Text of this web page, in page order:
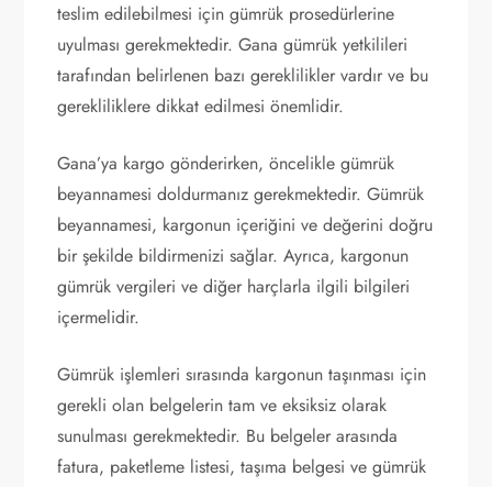
teslim edilebilmesi için gümrük prosedürlerine
uyulması gerekmektedir. Gana gümrük yetkilileri
tarafından belirlenen bazı gereklilikler vardır ve bu
gerekliliklere dikkat edilmesi önemlidir.
Gana’ya kargo gönderirken, öncelikle gümrük
beyannamesi doldurmanız gerekmektedir. Gümrük
beyannamesi, kargonun içeriğini ve değerini doğru
bir şekilde bildirmenizi sağlar. Ayrıca, kargonun
gümrük vergileri ve diğer harçlarla ilgili bilgileri
içermelidir.
Gümrük işlemleri sırasında kargonun taşınması için
gerekli olan belgelerin tam ve eksiksiz olarak
sunulması gerekmektedir. Bu belgeler arasında
fatura, paketleme listesi, taşıma belgesi ve gümrük